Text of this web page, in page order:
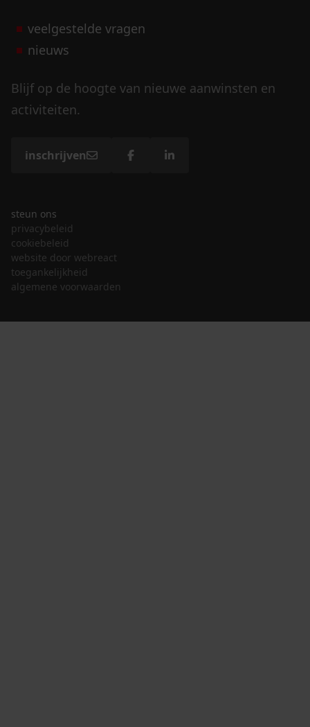
veelgestelde vragen
nieuws
Blijf op de hoogte van nieuwe aanwinsten en
activiteiten.
inschrijven
steun ons
privacybeleid
cookiebeleid
website door webreact
toegankelijkheid
algemene voorwaarden